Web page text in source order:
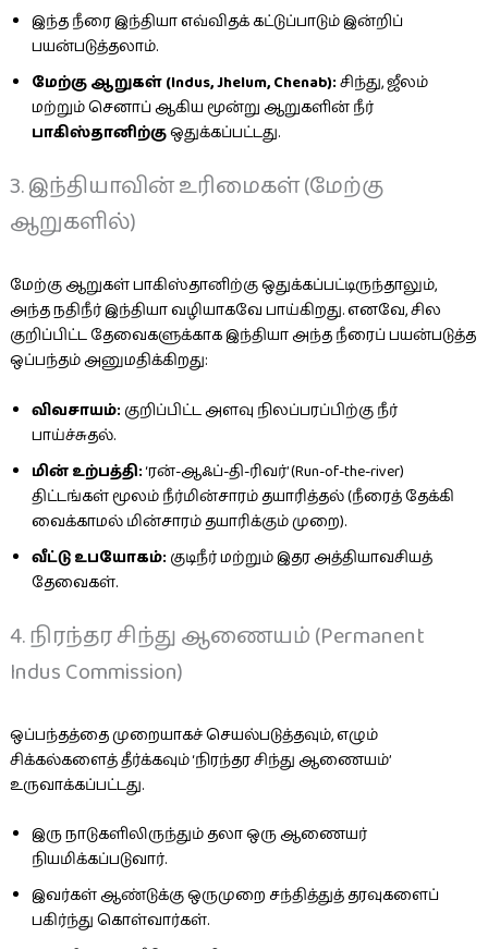
இந்த நீரை இந்தியா எவ்விதக் கட்டுப்பாடும் இன்றிப்
பயன்படுத்தலாம்.
மேற்கு ஆறுகள் (Indus, Jhelum, Chenab):சிந்து, ஜீலம்
மற்றும் செனாப் ஆகிய மூன்று ஆறுகளின் நீர்
பாகிஸ்தானிற்குஒதுக்கப்பட்டது.
3. இந்தியாவின் உரிமைகள் (மேற்கு
ஆறுகளில்)
மேற்கு ஆறுகள் பாகிஸ்தானிற்கு ஒதுக்கப்பட்டிருந்தாலும்,
அந்த நதிநீர் இந்தியா வழியாகவே பாய்கிறது. எனவே, சில
குறிப்பிட்ட தேவைகளுக்காக இந்தியா அந்த நீரைப் பயன்படுத்த
ஒப்பந்தம் அனுமதிக்கிறது:
விவசாயம்: குறிப்பிட்ட அளவு நிலப்பரப்பிற்கு நீர்
பாய்ச்சுதல்.
மின் உற்பத்தி:‘ரன்-ஆஃப்-தி-ரிவர்’ (Run-of-the-river)
திட்டங்கள் மூலம் நீர்மின்சாரம் தயாரித்தல் (நீரைத் தேக்கி
வைக்காமல் மின்சாரம் தயாரிக்கும் முறை).
வீட்டு உபயோகம்: குடிநீர் மற்றும் இதர அத்தியாவசியத்
தேவைகள்.
4. நிரந்தர சிந்து ஆணையம் (Permanent
Indus Commission)
ஒப்பந்தத்தை முறையாகச் செயல்படுத்தவும், எழும்
சிக்கல்களைத் தீர்க்கவும் ‘நிரந்தர சிந்து ஆணையம்’
உருவாக்கப்பட்டது.
இரு நாடுகளிலிருந்தும் தலா ஒரு ஆணையர்
நியமிக்கப்படுவார்.
இவர்கள் ஆண்டுக்கு ஒருமுறை சந்தித்துத் தரவுகளைப்
பகிர்ந்து கொள்வார்கள்.